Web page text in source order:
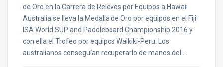
de Oro en la Carrera de Relevos por Equipos a Hawaii
Australia se lleva la Medalla de Oro por equipos en el Fiji
ISA World SUP and Paddleboard Championship 2016 y
con ella el Trofeo por equipos Waikiki-Peru. Los
australianos conseguían recuperarlo de manos del …